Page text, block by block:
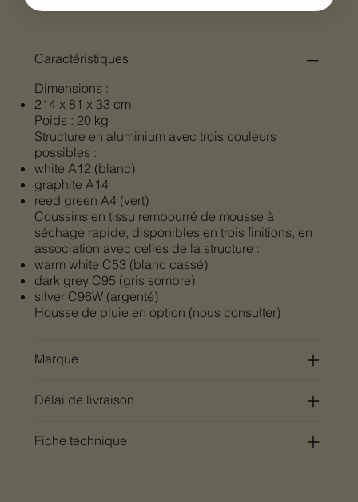
Caractéristiques
Dimensions :
214 x 81 x 33 cm
Poids : 20 kg
Structure en aluminium avec trois couleurs
possibles :
white A12 (blanc)
graphite A14
reed green A4 (vert)
Coussins en tissu rembourré de mousse à
séchage rapide, disponibles en trois finitions, en
association avec celles de la structure :
warm white C53 (blanc cassé)
dark grey C95 (gris sombre)
silver C96W (argenté)
Housse de pluie en option (nous consulter)
Marque
Délai de livraison
Fiche technique